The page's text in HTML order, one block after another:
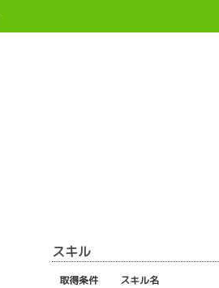
スキル
取得条件 スキル名